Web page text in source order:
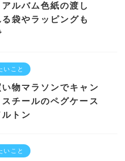
ルバム色紙の渡し
袋やラッピングも
いこと
物マラソンでキャン
チールのペグケース
トン
いこと